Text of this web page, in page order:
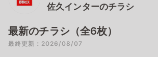
佐久インターのチラシ
最新のチラシ（全6枚）
最終更新：2026/08/07